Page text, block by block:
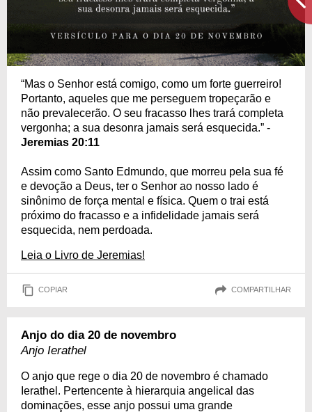
“Mas o Senhor está comigo, como um forte guerreiro!
Portanto, aqueles que me perseguem tropeçarão e
não prevalecerão. O seu fracasso lhes trará completa
vergonha; a sua desonra jamais será esquecida.” -
Jeremias 20:11
Assim como Santo Edmundo, que morreu pela sua fé
e devoção a Deus, ter o Senhor ao nosso lado é
sinônimo de força mental e física. Quem o trai está
próximo do fracasso e a infidelidade jamais será
esquecida, nem perdoada.
Leia o Livro de Jeremias!
COPIAR COMPARTILHAR
Anjo do dia 20 de novembro
Anjo Ierathel
O anjo que rege o dia 20 de novembro é chamado
Ierathel. Pertencente à hierarquia angelical das
dominações, esse anjo possui uma grande